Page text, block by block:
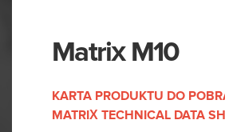
Matrix M10
KARTA PRODUKTU DO
MATRIX TECHNICAL DATA